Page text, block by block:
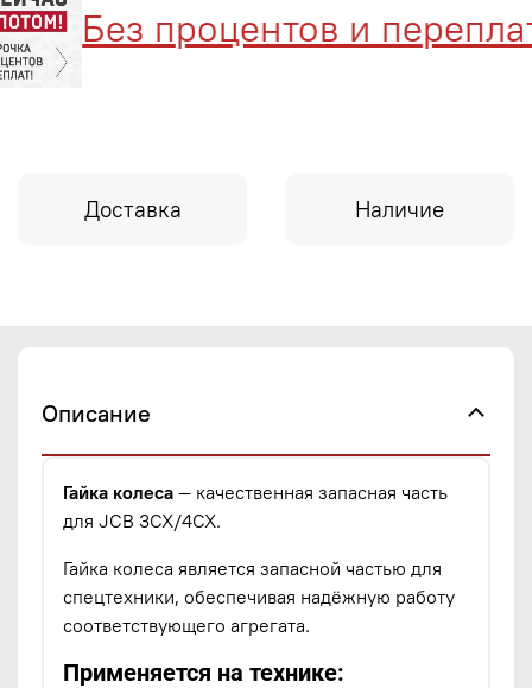
Без процентов и переплат
Доставка Наличие
Описание
Гайка колеса — качественная запасная часть
для JCB 3CX/4CX.
Гайка колеса является запасной частью для
спецтехники, обеспечивая надёжную работу
соответствующего агрегата.
Применяется на технике: